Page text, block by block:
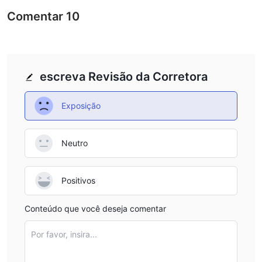
escreva Revisão da Corretora
Exposição
Neutro
Positivos
Conteúdo que você deseja comentar
Por favor, insira...
Comentar 10